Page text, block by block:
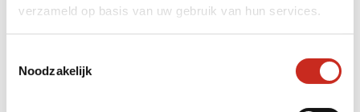
verzameld op basis van uw gebruik van hun services.
Noodzakelijk
natuurgebied, omringd door rijstvelden en
water en de weidse vergezichten maken dit